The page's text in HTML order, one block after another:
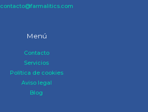
contacto@farmalitics.com
Menú
Contacto
Servicios
Política de cookies
Aviso legal
Blog